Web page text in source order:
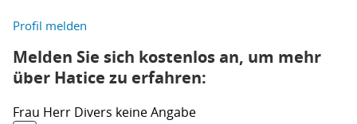
Profil melden
Melden Sie sich kostenlos an, um mehr
über Hatice zu erfahren:
Frau Herr Divers keine Angabe